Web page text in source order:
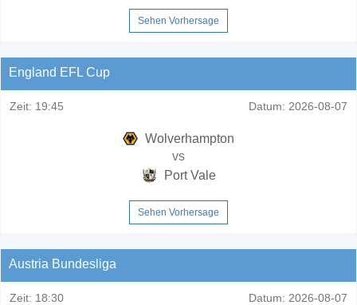
Sehen Vorhersage
England EFL Cup
Zeit: 19:45 Datum: 2026-08-07
Wolverhampton
vs
Port Vale
Sehen Vorhersage
Austria Bundesliga
Zeit: 18:30 Datum: 2026-08-07